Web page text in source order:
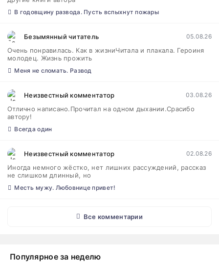
В годовщину развода. Пусть вспыхнут пожары
Безымянный читатель 05.08.26
Очень понравилась. Как в жизниЧитала и плакала. Героиня
молодец. Жизнь прожить
Меня не сломать. Развод
Неизвестный комментатор 03.08.26
Отлично написано.Прочитал на одном дыхании.Срасибо
автору!
Всегда один
Неизвестный комментатор 02.08.26
Иногда немного жёстко, нет лишних рассуждений, рассказ
не слишком длинный, но
Месть мужу. Любовнице привет!
Все комментарии
Популярное за неделю